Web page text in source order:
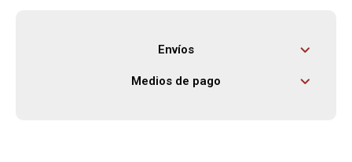
Envíos
Medios de pago